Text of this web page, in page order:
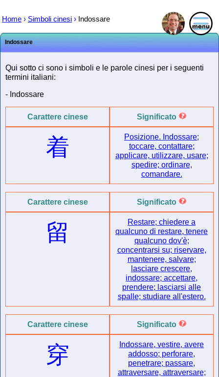
Indossare
Qui sotto ci sono i simboli e le parole cinesi per i seguenti
termini italiani:
- Indossare
Carattere cinese
着
Significato
Posizione. Indossare;
toccare, contattare;
applicare, utilizzare, usare;
spedire; ordinare,
comandare.
Carattere cinese
留
Significato
Restare; chiedere a
qualcuno di restare, tenere
qualcuno dov'è;
concentrarsi su; riservare,
mantenere, salvare;
lasciare crescere,
indossare; accettare,
prendere; lasciarsi alle
spalle; studiare all'estero.
Carattere cinese
穿
Significato
Indossare, vestire, avere
addosso; perforare,
penetrare; passare,
attraversare, attraversare;
Home › Simboli cinesi › Indossare